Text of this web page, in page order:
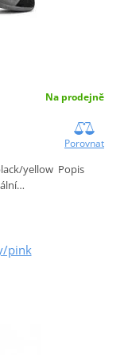
Na prodejně
Porovnat
yellow Popis
pink